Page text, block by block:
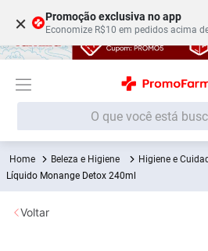
× Promoção exclusiva no app
Economize R$10 em pedidos acima
O que você está buscando?
Beleza e Higiene Higiene e
Líquido Monange Detox 240ml
Voltar
Termos mais buscados
1º Fralda
2